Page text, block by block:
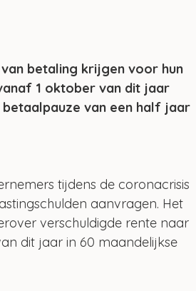
betaling krijgen voor hun
1 oktober van dit jaar
van een half jaar
tijdens de coronacrisis
aanvragen. Het
verschuldigde rente naar
dit jaar in 60 maandelijkse